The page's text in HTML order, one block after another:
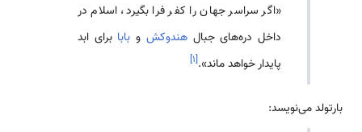
«اگر سراسر جهان را کفر فرا بگیرد، اسلام در
داخل دره‌های جبالهندوکش و بابا برای ابد
پایدار خواهد ماند».[۱]
بارتولد می‌نویسد: